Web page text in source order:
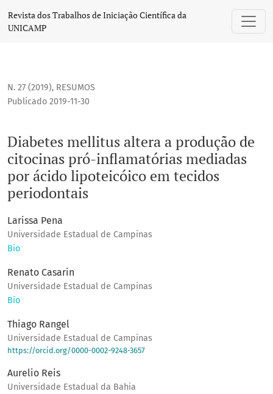
Diabetes mellitus altera a produção de citocinas pró-
Revista dos Trabalhos de Iniciação Científica da
UNICAMP
N. 27 (2019), RESUMOS
Diabetes mellitus altera a produção de
citocinas pró-inflamatórias mediadas
por ácido lipoteicóico em tecidos
periodontais
Publicado 2019-11-30
Larissa Pena
Universidade Estadual de Campinas
Bio
Renato Casarin
Universidade Estadual de Campinas
Bio
Thiago Rangel
Universidade Estadual de Campinas
https://orcid.org/0000-0002-9248-3657
Aurelio Reis
Universidade Estadual da Bahia